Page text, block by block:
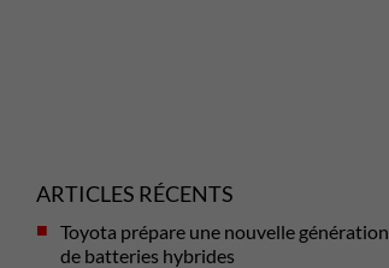
ARTICLES RÉCENTS
Toyota prépare une nouvelle génération
de batteries hybrides